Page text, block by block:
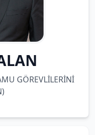
GÖREVLİLERİNİ